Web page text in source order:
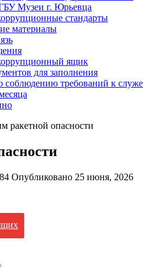
Музеи г. Юрьевца
стандарты
материалы
ящик
для заполнения
соблюдению требований к
ракетной опасности
Опубликовано 25 июня, 2026